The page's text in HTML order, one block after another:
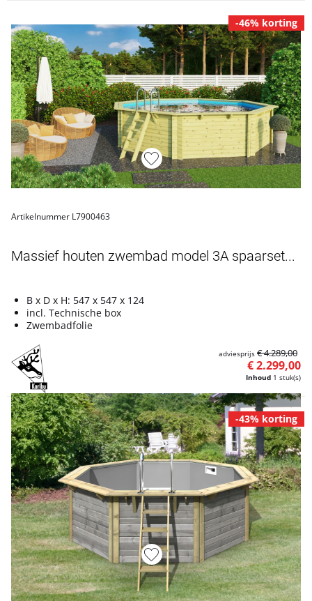
-46% korting
Artikelnummer L7900463
Massief houten zwembad model 3A spaarset...
B x D x H: 547 x 547 x 124
incl. Technische box
Zwembadfolie
Inhoud 1 stuk(s)
€ 2.299,00
adviesprijs € 4.289,00
-43% korting